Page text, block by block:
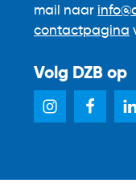
mail naar
contactpagina
Volg DZB op